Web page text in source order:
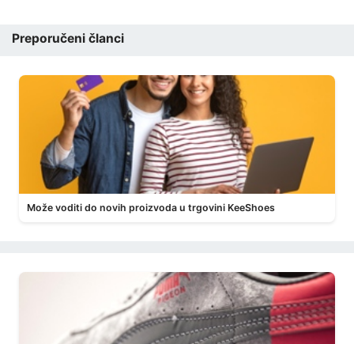
Preporučeni članci
Može voditi do novih proizvoda u trgovini KeeShoes